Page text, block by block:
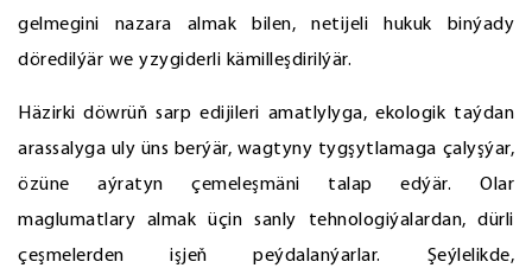
gelmegini nazara almak bilen, netijeli hukuk binýady
döredilýär we yzygiderli kämilleşdirilýär.
Häzirki döwrüň sarp edijileri amatlylyga, ekologik taýdan
arassalyga uly üns berýär, wagtyny tygşytlamaga çalyşýar,
özüne aýratyn çemeleşmäni talap edýär. Olar
maglumatlary almak üçin sanly tehnologiýalardan, dürli
çeşmelerden işjeň peýdalanýarlar. Şeýlelikde,